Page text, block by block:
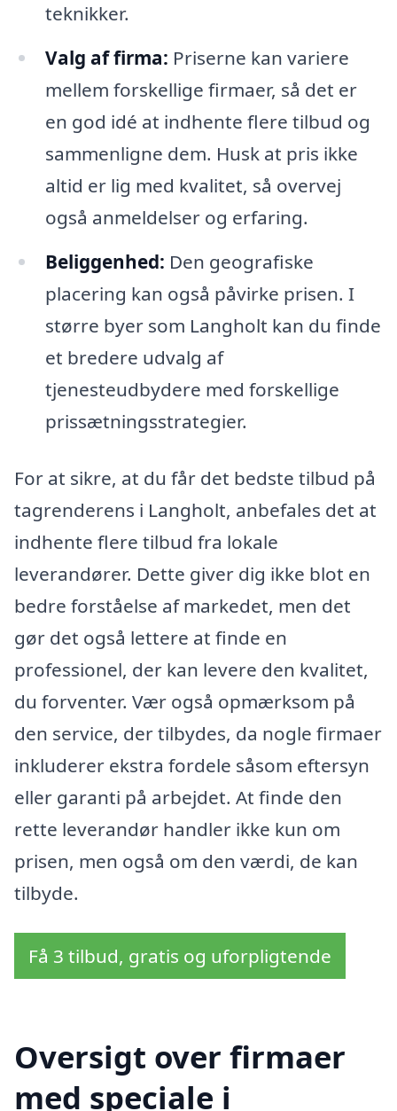
teknikker.
Valg af firma: Priserne kan variere
mellem forskellige firmaer, så det er
en god idé at indhente flere tilbud og
sammenligne dem. Husk at pris ikke
altid er lig med kvalitet, så overvej
også anmeldelser og erfaring.
Beliggenhed: Den geografiske
placering kan også påvirke prisen. I
større byer som Langholt kan du finde
et bredere udvalg af
tjenesteudbydere med forskellige
prissætningsstrategier.
For at sikre, at du får det bedste tilbud på
tagrenderens i Langholt, anbefales det at
indhente flere tilbud fra lokale
leverandører. Dette giver dig ikke blot en
bedre forståelse af markedet, men det
gør det også lettere at finde en
professionel, der kan levere den kvalitet,
du forventer. Vær også opmærksom på
den service, der tilbydes, da nogle firmaer
inkluderer ekstra fordele såsom eftersyn
eller garanti på arbejdet. At finde den
rette leverandør handler ikke kun om
prisen, men også om den værdi, de kan
tilbyde.
Få 3 tilbud, gratis og uforpligtende
Oversigt over firmaer
med speciale i